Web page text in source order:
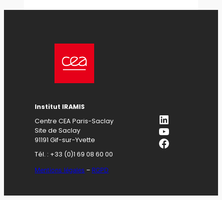
Institut IRAMIS
Centre CEA Paris-Saclay
Site de Saclay
91191 Gif-sur-Yvette
Tél. : +33 (0)1 69 08 60 00
Mentions légales – RGPD
LinkedIn
YouTube
Facebook